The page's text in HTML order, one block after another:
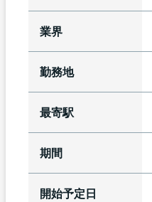
業界
勤務地
最寄駅
期間
開始予定日